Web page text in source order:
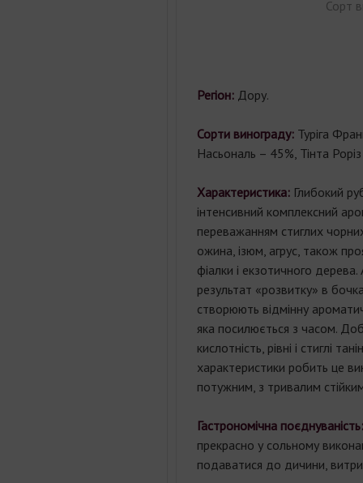
Сорт
Регіон: Дору.
Сорти винограду: Туріга
Насьональ – 45%, Тінта
Характеристика: Глибокий
інтенсивний комплексний
переважанням стиглих
ожина, ізюм, агрус, також
фіалки і екзотичного
результат «розвитку» в
створюють відмінну
яка посилюється з часом.
кислотність, рівні і стиглі
характеристики робить це
потужним, з тривалим
Гастрономічна
прекрасно у сольному
подаватися до дичини,